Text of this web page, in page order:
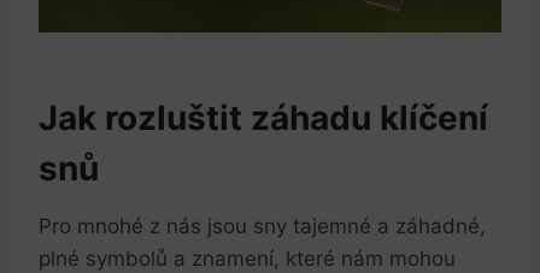
Jak rozluštit záhadu klíčení
snů
Pro mnohé z nás jsou sny tajemné a záhadné,
plné symbolů a znamení, které nám mohou